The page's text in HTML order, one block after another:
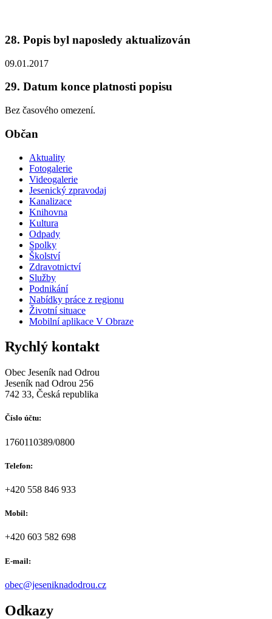
28. Popis byl naposledy aktualizován
09.01.2017
29. Datum konce platnosti popisu
Bez časového omezení.
Občan
Aktuality
Fotogalerie
Videogalerie
Jesenický zpravodaj
Kanalizace
Knihovna
Kultura
Odpady
Spolky
Školství
Zdravotnictví
Služby
Podnikání
Nabídky práce z regionu
Životní situace
Mobilní aplikace V Obraze
Rychlý kontakt
Obec Jeseník nad Odrou
Jeseník nad Odrou 256
742 33, Česká republika
Číslo účtu:
1760110389/0800
Telefon:
+420 558 846 933
Mobil:
+420 603 582 698
E-mail:
obec@jeseniknadodrou.cz
Odkazy